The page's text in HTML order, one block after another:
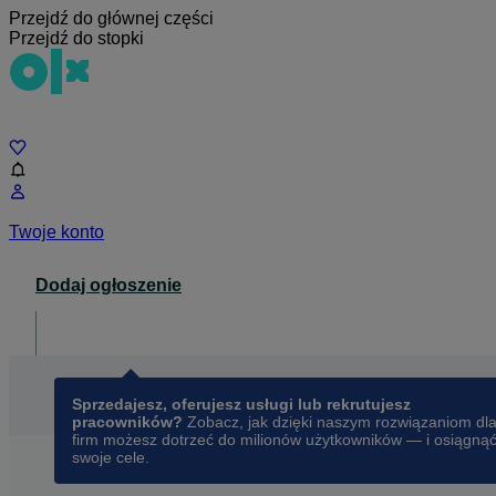
Przejdź do głównej części
Przejdź do stopki
Twoje konto
Dodaj ogłoszenie
Sprzedajesz, oferujesz usługi lub rekrutujesz
pracowników? Zobacz, jak dzięki naszym rozwiązaniom dla
firm możesz dotrzeć do milionów użytkowników — i osiągnąć
swoje cele.